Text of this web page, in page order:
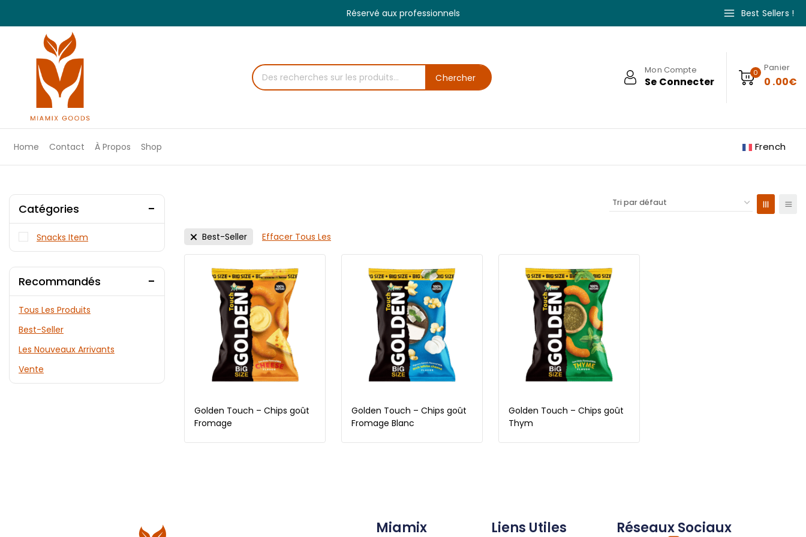
Réservé aux professionnels Best Sellers !
Chercher
Mon Compte
Se Connecter
0 Panier
0 .00€
Home Contact À Propos Shop French
Best-Seller Effacer Tous Les
Golden Touch – Chips goût
Fromage
Golden Touch – Chips goût
Fromage Blanc
Golden Touch – Chips goût
Thym
Catégories
Snacks Item
Recommandés
Tous Les Produits
Best-Seller
Les Nouveaux Arrivants
Vente
Miamix Liens Utiles Réseaux Sociaux